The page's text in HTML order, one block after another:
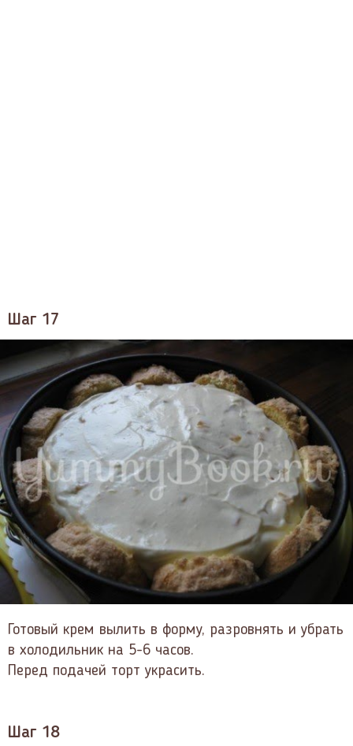
Шаг 17
Готовый крем вылить в форму, разровнять и убрать
в холодильник на 5-6 часов.
Перед подачей торт украсить.
Шаг 18